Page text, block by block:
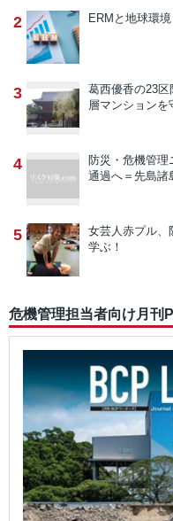
2 ERMと地球環
3 葛西優香の23
層マンションを
4 防災・危機管理
通過へ＝先島
5 女芸人赤プル、
学ぶ！
危機管理担当者向け月刊